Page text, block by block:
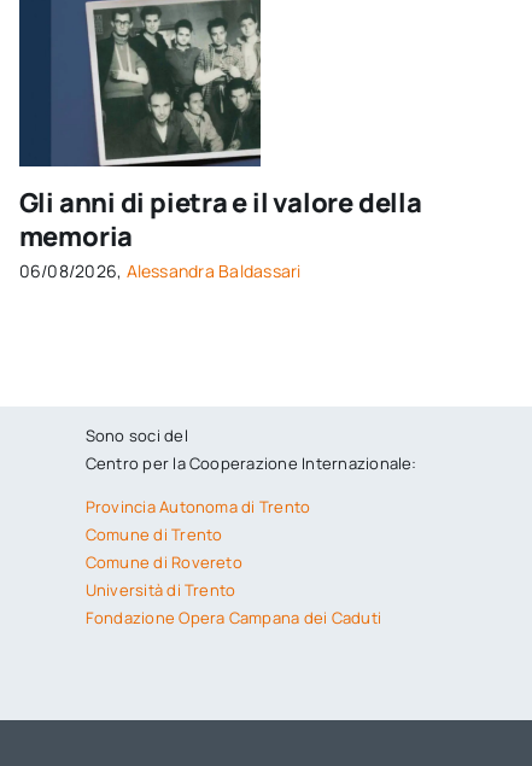
Gli anni di pietra e il valore della
memoria
06/08/2026, Alessandra Baldassari
Sono soci del
Centro per la Cooperazione Internazionale:
Provincia Autonoma di Trento
Comune di Trento
Comune di Rovereto
Università di Trento
Fondazione Opera Campana dei Caduti